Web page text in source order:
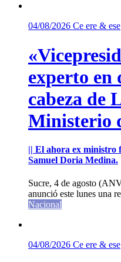
04/08/2026 Ce ere & ese
experto en
cabeza de
Ministerio
|| El ahora ex ministro
Samuel Doria Medina.
Sucre, 4 de agosto
anunció este lunes una
Nacional
04/08/2026 Ce ere & ese